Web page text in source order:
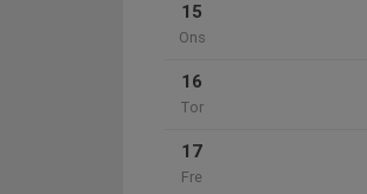
15
Ons
16
Tor
17
Fre